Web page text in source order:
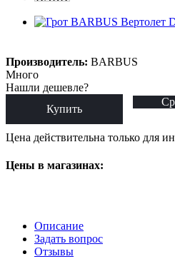
Производитель: BARBUS
Много
Нашли дешевле?
Купить
Цена действительна только для
Цены в магазинах:
Описание
Задать вопрос
Отзывы